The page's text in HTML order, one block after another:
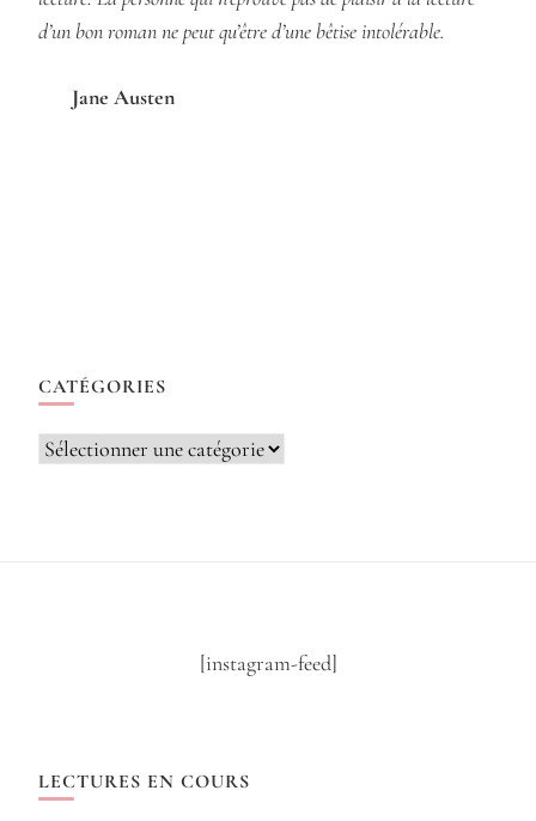
d’un bon roman ne peut qu’être d’une bêtise intolérable.
Jane Austen
CATÉGORIES
Catégories
[instagram-feed]
LECTURES EN COURS